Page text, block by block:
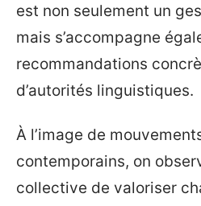
est non seulement un
mais s’accompagne
recommandations
d’autorités linguistiques.
À l’image de
contemporains, on
collective de valoriser